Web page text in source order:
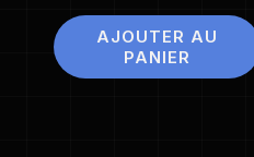
AJOUTER AU
PANIER